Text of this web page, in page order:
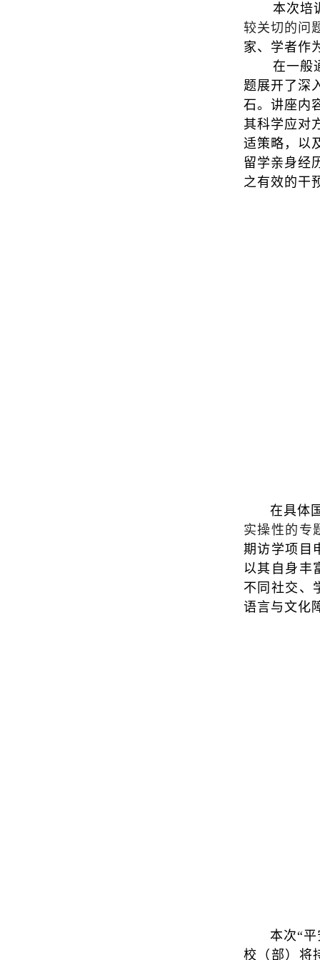
本次培
较关切的问
家、学者作
在一般
题展开了深
石。讲座内
其科学应对
适策略，以
留学亲身经
之有效的干
在具体
实操性的专
期访学项目
以其自身丰
不同社交、
语言与文化
本次“
校（部）将